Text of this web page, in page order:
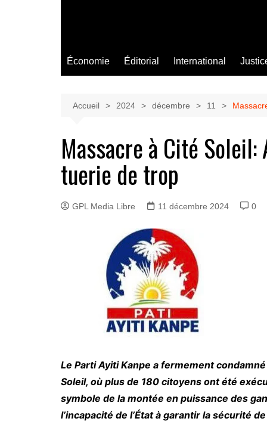
Économie Éditorial International
Accueil 2024 décembre 11
Massacre à Cité
tuerie de trop
GPL Media Libre 11 décembre 2024 0
Le Parti Ayiti Kanpe a fermement
Soleil, où plus de 180 citoyens ont été
symbole de la montée en puissance des
l’incapacité de l’État à garantir la sécurité